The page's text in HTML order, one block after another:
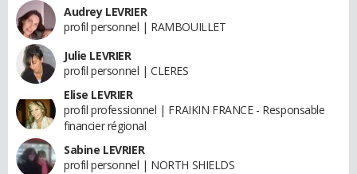
Audrey LEVRIER
profil personnel | RAMBOUILLET
Julie LEVRIER
profil personnel | CLERES
Elise LEVRIER
profil professionnel | FRAIKIN FRANCE - Responsable
financier régional
Sabine LEVRIER
profil personnel | NORTH SHIELDS